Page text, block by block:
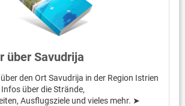
über Savudrija
den Ort Savudrija in der Region Istrien
über die Strände,
Ausflugsziele und vieles mehr. ➤